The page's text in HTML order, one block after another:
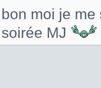
bon moi je
soirée MJ